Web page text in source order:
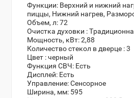
Функции: Верхний и нижний
пиццы, Нижний нагрев,
Объем, л:72
Очистка духовки :
Мощность, кВт:2,88
Количество стекол в дверце :3
Цвет :черный
Функция СВЧ: Есть
Дисплей: Есть
Управление:Сенсорное
Ширина, мм: 595